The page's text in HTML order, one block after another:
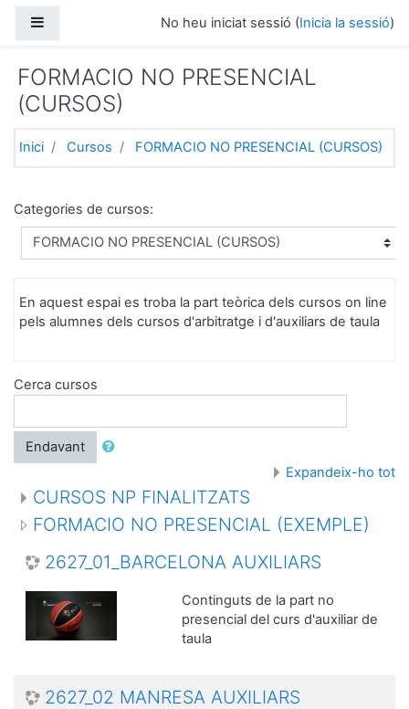
No heu iniciat sessió (Inicia la sessió)
FORMACIO NO PRESENCIAL
(CURSOS)
Inici Cursos FORMACIO NO PRESENCIAL (CURSOS)
Categories de cursos:
En aquest espai es troba la part teòrica dels cursos on line
pels alumnes dels cursos d'arbitratge i d'auxiliars de taula
Cerca cursos
Endavant
Expandeix-ho tot
CURSOS NP FINALITZATS
FORMACIO NO PRESENCIAL (EXEMPLE)
2627_01_BARCELONA AUXILIARS
Continguts de la part no
presencial del curs d'auxiliar de
taula
2627_02 MANRESA AUXILIARS